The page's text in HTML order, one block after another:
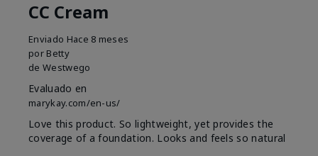
CC Cream
Enviado Hace 8 meses
por Betty
de Westwego
Evaluado en
marykay.com/en-us/
Love this product. So lightweight, yet provides the
coverage of a foundation. Looks and feels so natural